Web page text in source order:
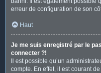
erreur de configuration de son
Haut
Je me suis enregistré par le
connecter ?!
Il est possible qu’un
compte. En effet, il est courant